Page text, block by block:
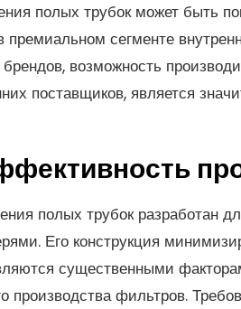
полых трубок может быть
премиальном сегменте
возможность
поставщиков, является
полых трубок разработан
Его конструкция
существенными
производства фильтров.